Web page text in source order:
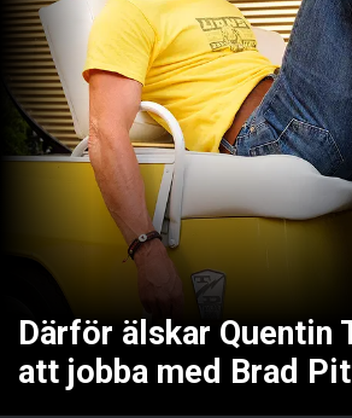
Därför älskar Quentin
att jobba med Brad